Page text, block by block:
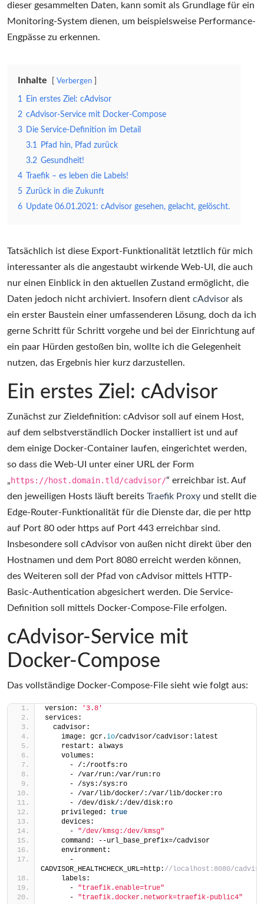
dieser gesammelten Daten, kann somit als Grundlage für ein
Monitoring-System dienen, um beispielsweise Performance-
Engpässe zu erkennen.
Inhalte Verbergen
1 Ein erstes Ziel: cAdvisor
2 cAdvisor-Service mit Docker-Compose
3 Die Service-Definition im Detail
3.1 Pfad hin, Pfad zurück
3.2 Gesundheit!
4
Traefik – es leben die Labels!
5 Zurück in die Zukunft
6 Update 06.01.2021: cAdvisor gesehen, gelacht, gelöscht.
Tatsächlich ist diese Export-Funktionalität letztlich für mich
interessanter als die angestaubt wirkende Web-UI, die auch
nur einen Einblick in den aktuellen Zustand ermöglicht, die
Daten jedoch nicht archiviert. Insofern dient cAdvisor als
ein erster Baustein einer umfassenderen Lösung, doch da ich
gerne Schritt für Schritt vorgehe und bei der Einrichtung auf
ein paar Hürden gestoßen bin, wollte ich die Gelegenheit
nutzen, das Ergebnis hier kurz darzustellen.
Ein erstes Ziel: cAdvisor
Zunächst zur Zieldefinition: cAdvisor soll auf einem Host,
auf dem selbstverständlich Docker installiert ist und auf
dem einige Docker-Container laufen, eingerichtet werden,
so dass die Web-UI unter einer URL der Form
„https://host.domain.tld/cadvisor/“ erreichbar ist. Auf
den jeweiligen Hosts läuft bereits Traefik Proxy und stellt die
Edge-Router-Funktionalität für die Dienste dar, die per http
auf Port 80 oder https auf Port 443 erreichbar sind.
Insbesondere soll cAdvisor von außen nicht direkt über den
Hostnamen und dem Port 8080 erreicht werden können,
des Weiteren soll der Pfad von cAdvisor mittels HTTP-
Basic-Authentication abgesichert werden. Die Service-
Definition soll mittels Docker-Compose-File erfolgen.
cAdvisor-Service mit
Docker-Compose
Das vollständige Docker-Compose-File sieht wie folgt aus:
version:
'3.8'
services:
  cadvisor:
    image: gcr.
io/cadvisor/cadvisor:latest
    restart: always
    volumes:
      - /:/rootfs:ro
      - /var/run:/var/run:ro
      - /sys:/sys:ro
      - /var/lib/docker/:/var/lib/docker:ro
      - /dev/disk/:/dev/disk:ro
    privileged:
true
    devices:
      -
"/dev/kmsg:/dev/kmsg"
    command: --url_base_prefix=/cadvisor
    environment:
      -
CADVISOR_HEALTHCHECK_URL=http: //localhost:8080/
    labels:
      -
"traefik.enable=true"
      -
"traefik.docker.network=traefik-public4"